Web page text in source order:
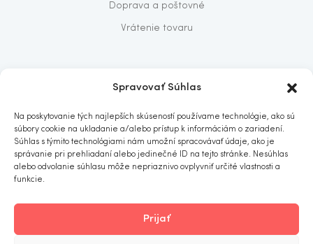
Spravovať Súhlas
Na poskytovanie tých najlepších skúseností používame technológie, ako sú
súbory cookie na ukladanie a/alebo prístup k informáciám o zariadení.
Súhlas s týmito technológiami nám umožní spracovávať údaje, ako je
správanie pri prehliadaní alebo jedinečné ID na tejto stránke. Nesúhlas
alebo odvolanie súhlasu môže nepriaznivo ovplyvniť určité vlastnosti a
funkcie.
Prijať
Doprava a poštovné
Vrátenie tovaru
Predajňa
Kontakt
ITOMNIA . All rights reserved.